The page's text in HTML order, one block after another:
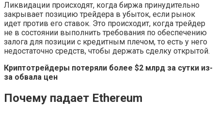
Ликвидации происходят, когда биржа принудительно
закрывает позицию трейдера в убыток, если рынок
идет против его ставок. Это происходит, когда трейдер
не в состоянии выполнить требования по обеспечению
залога для позиции с кредитным плечом, то есть у него
недостаточно средств, чтобы держать сделку открытой.
Криптотрейдеры потеряли более $2 млрд за сутки из-
за обвала цен
Почему падает Ethereum